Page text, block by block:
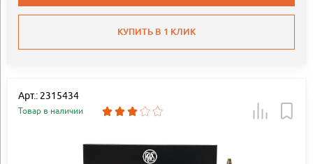
КУПИТЬ В 1 КЛИК
Арт.: 2315434
Товар в наличии